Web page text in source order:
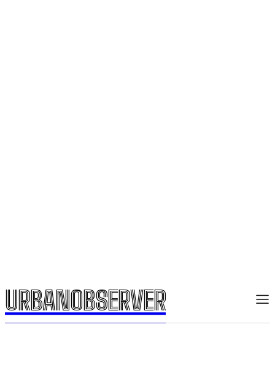
URBANOBSERVER
URBANOBSERVER